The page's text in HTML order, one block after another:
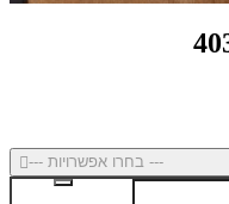
--- בחרו אפשרויות ---